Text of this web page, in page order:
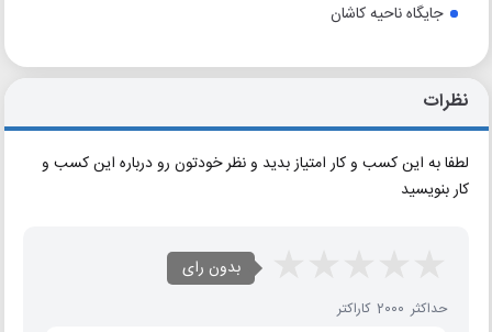
جایگاه ناحیه کاشان
نظرات
لطفا به این کسب و کار امتیاز بدید و نظر خودتون رو درباره این کسب و
کار بنویسید
بدون رای
حداکثر 2000 کاراکتر